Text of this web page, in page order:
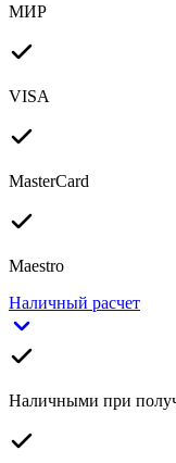
МИР
VISA
MasterCard
Maestro
Наличный расчет
Наличными при